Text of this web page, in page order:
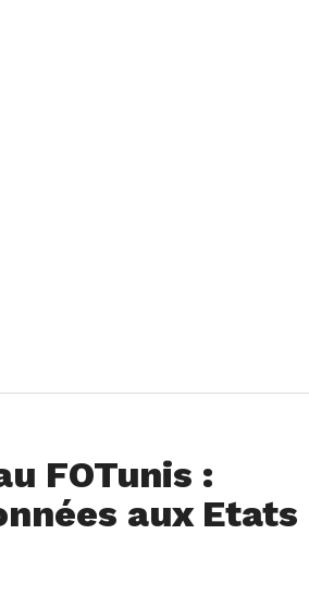
FOTunis :
aux Etats